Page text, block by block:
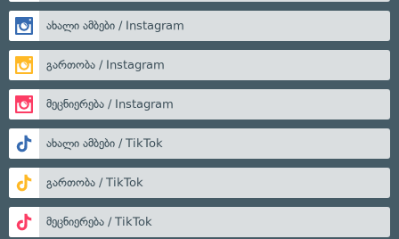
ახალი ამბები / Instagram
გართობა / Instagram
მეცნიერება / Instagram
ახალი ამბები / TikTok
გართობა / TikTok
მეცნიერება / TikTok